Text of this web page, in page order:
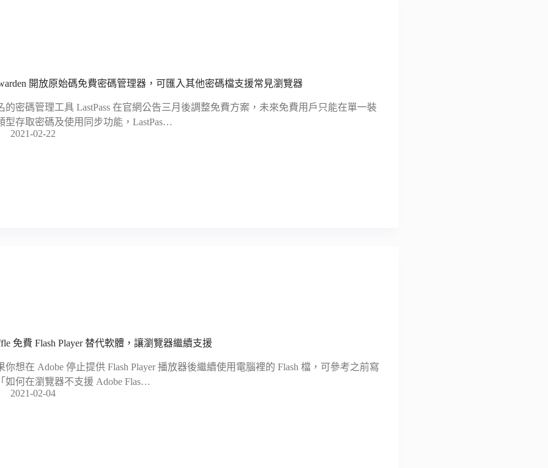
開放原始碼免費密碼管理器，可匯入其他密碼檔支援常見瀏覽器
的密碼管理工具 LastPass 在官網公告三月後調整免費方案，未來免費用戶只能在單一裝
型存取密碼及使用同步功能，LastPas…
2021-02-22
免費 Flash Player 替代軟體，讓瀏覽器繼續支援
你想在 Adobe 停止提供 Flash Player 播放器後繼續使用電腦裡的 Flash 檔，可參考之前寫
如何在瀏覽器不支援 Adobe Flas…
2021-02-04